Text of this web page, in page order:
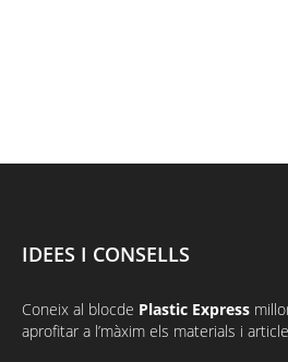
IDEES I CONSELLS
Coneix al blocde Plastic Express
aprofitar a l’màxim els materials i